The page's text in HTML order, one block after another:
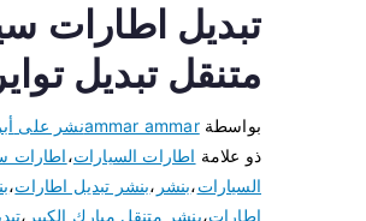
متنقل تبديل
بواسطةammar ammarنشر على
ذو علامة اطارات السيارات،اطارات
السيارات،بنشر ،بنشر تبديل اطارات،
اطارات،بنشر متنقل مبارك الكبير ،